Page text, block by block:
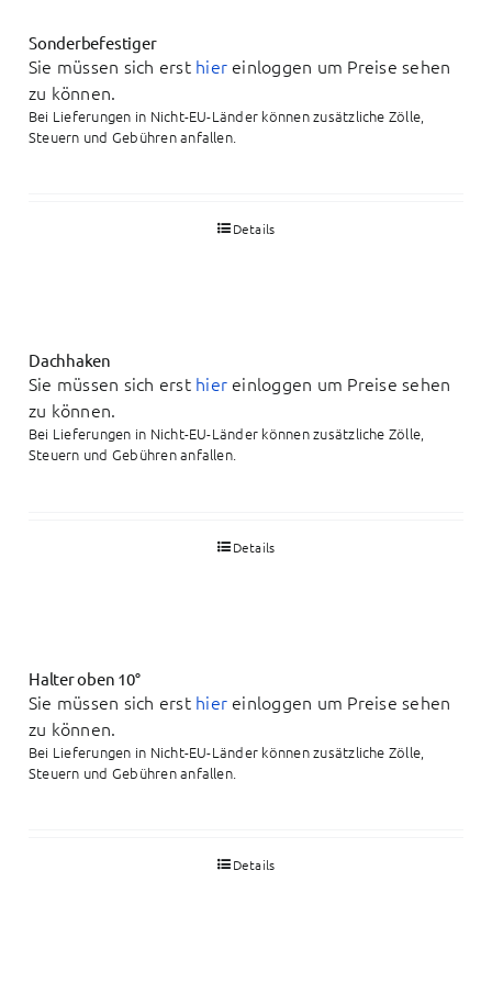
Sonderbefestiger
Sie müssen sich erst hier einloggen um Preise sehen
zu können.
Bei Lieferungen in Nicht-EU-Länder können zusätzliche Zölle,
Steuern und Gebühren anfallen.
Details
Dachhaken
Sie müssen sich erst hier einloggen um Preise sehen
zu können.
Bei Lieferungen in Nicht-EU-Länder können zusätzliche Zölle,
Steuern und Gebühren anfallen.
Details
Halter oben 10°
Sie müssen sich erst hier einloggen um Preise sehen
zu können.
Bei Lieferungen in Nicht-EU-Länder können zusätzliche Zölle,
Steuern und Gebühren anfallen.
Details